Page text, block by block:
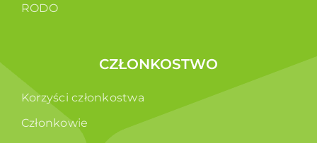
RODO
CZŁONKOSTWO
Korzyści członkostwa
Członkowie